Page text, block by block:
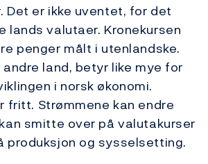
Det er ikke uventet, for det
lands valutaer. Kronekursen
penger målt i utenlandske.
land, betyr like mye for
i norsk økonomi.
fritt. Strømmene kan endre
smitte over på valutakurser
produksjon og sysselsetting.